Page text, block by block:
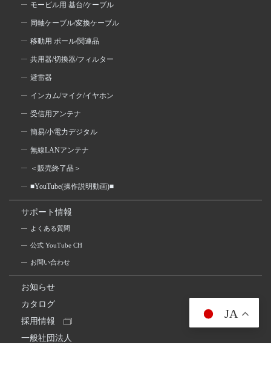
モービル用 基台/ケーブル
同軸ケーブル/変換ケーブル
移動用 ポール/関連品
共用器/切換器/フィルター
避雷器
インカム/マイク/イヤホン
受信用アンテナ
簡易/小電力デジタル
無線LANアンテナ
＜販売終了品＞
■YouTube(操作説明動画)■
サポート情報
よくある質問
公式 YouTube CH
お問い合わせ
お知らせ
カタログ
採用情報
一般社団法人
JA